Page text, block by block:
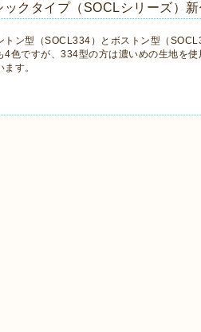
ックタイプ（SOCLシリーズ）
トン型（SOCL334）とボストン型（
4色ですが、334型の方は濃いめの生地を
す。